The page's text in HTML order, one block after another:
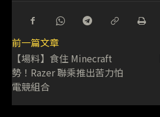
前一篇文章
【場料】食住 Minecraft
勢！Razer 聯乘推出苦力怕
電競組合